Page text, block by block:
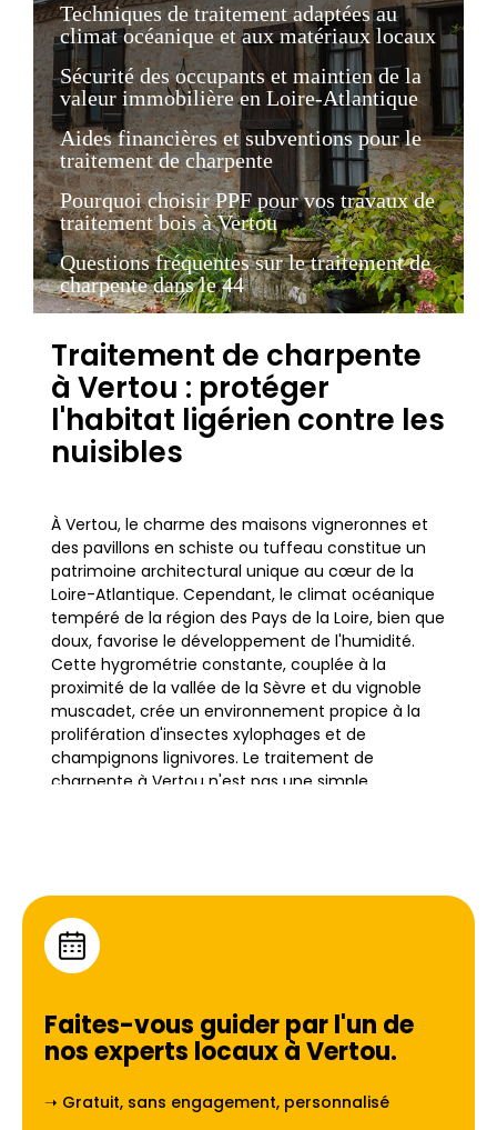
Techniques de traitement adaptées au
climat océanique et aux matériaux locaux
Sécurité des occupants et maintien de la
valeur immobilière en Loire-Atlantique
Aides financières et subventions pour le
traitement de charpente
Pourquoi choisir PPF pour vos travaux de
traitement bois à Vertou
Questions fréquentes sur le traitement de
charpente dans le 44
Traitement de charpente
à Vertou : protéger
l'habitat ligérien contre les
nuisibles
À Vertou, le charme des maisons vigneronnes et
des pavillons en schiste ou tuffeau constitue un
patrimoine architectural unique au cœur de la
Loire-Atlantique. Cependant, le climat océanique
tempéré de la région des Pays de la Loire, bien que
doux, favorise le développement de l'humidité.
Cette hygrométrie constante, couplée à la
proximité de la vallée de la Sèvre et du vignoble
muscadet, crée un environnement propice à la
prolifération d'insectes xylophages et de
champignons lignivores. Le traitement de
charpente à Vertou n'est pas une simple
Les propriétaires situés dans des quartiers comme
le Centre-bourg, La Haie-Fouassière ou le
L'humidité peut s'infiltrer silencieusement dans les
boiseries, menaçant la solidité de la toiture.
Ignorer les signes avant-coureurs peut conduire à
spécifiquement dans cette zone géographique
Faites-vous guider par l'un de
nos experts locaux àVertou.
➝ Gratuit, sans engagement, personnalisé